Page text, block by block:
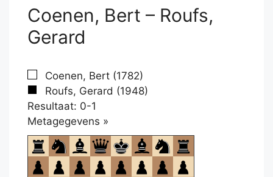
Coenen, Bert – Roufs,
Gerard
Coenen, Bert (1782)
Roufs, Gerard (1948)
Resultaat: 0-1
Metagegevens »
om
te
openen.